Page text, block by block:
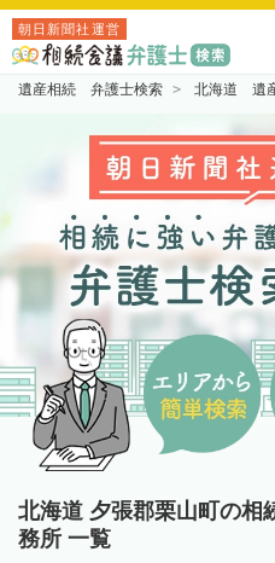
朝日新聞社運営
遺産相続 弁護士検索 北海道 遺
北海道 夕張郡栗山町の相
務所 一覧